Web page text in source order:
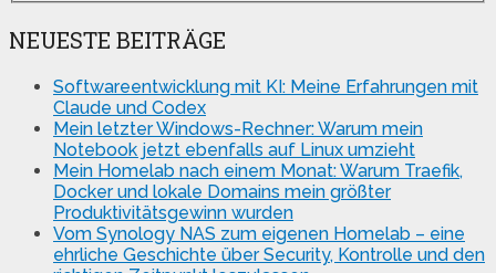
NEUESTE BEITRÄGE
Softwareentwicklung mit KI: Meine Erfahrungen mit
Claude und Codex
Mein letzter Windows-Rechner: Warum mein
Notebook jetzt ebenfalls auf Linux umzieht
Mein Homelab nach einem Monat: Warum Traefik,
Docker und lokale Domains mein größter
Produktivitätsgewinn wurden
Vom Synology NAS zum eigenen Homelab – eine
ehrliche Geschichte über Security, Kontrolle und den